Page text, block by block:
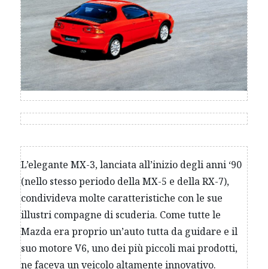
L’elegante MX-3, lanciata all’inizio degli anni ‘90
(nello stesso periodo della MX-5 e della RX-7),
condivideva molte caratteristiche con le sue
illustri compagne di scuderia. Come tutte le
Mazda era proprio un’auto tutta da guidare e il
suo motore V6, uno dei più piccoli mai prodotti,
ne faceva un veicolo altamente innovativo.